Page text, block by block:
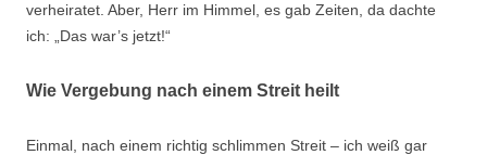
verheiratet. Aber, Herr im Himmel, es gab Zeiten, da dachte
ich: „Das war’s jetzt!“
Wie Vergebung nach einem Streit heilt
Einmal, nach einem richtig schlimmen Streit – ich weiß gar